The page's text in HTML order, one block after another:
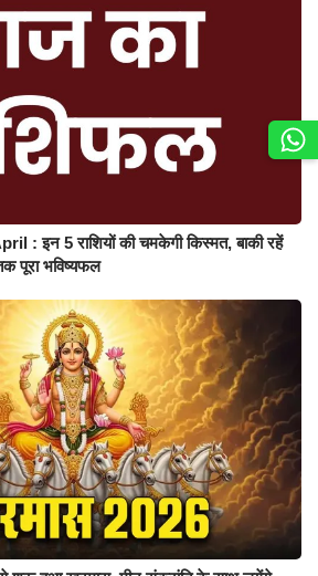
: इन 5 राशियों की चमकेगी किस्मत, बाकी रहें
पूरा भविष्यफल